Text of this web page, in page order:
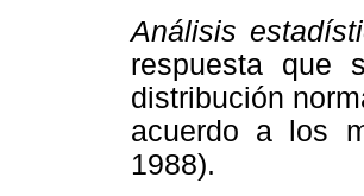
Análisis
respuesta que
distribución
acuerdo a los
1988).